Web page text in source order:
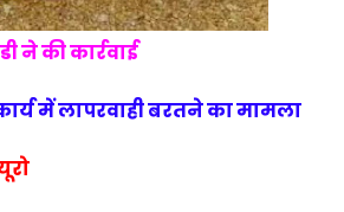
की कार्रवाई
में लापरवाही बरतने का मामला